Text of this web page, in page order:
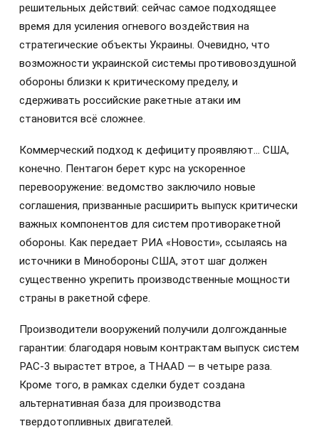
решительных действий: сейчас самое подходящее
время для усиления огневого воздействия на
стратегические объекты Украины. Очевидно, что
возможности украинской системы противовоздушной
обороны близки к критическому пределу, и
сдерживать российские ракетные атаки им
становится всё сложнее.
Коммерческий подход к дефициту проявляют… США,
конечно. Пентагон берет курс на ускоренное
перевооружение: ведомство заключило новые
соглашения, призванные расширить выпуск критически
важных компонентов для систем противоракетной
обороны. Как передает РИА «Новости», ссылаясь на
источники в Минобороны США, этот шаг должен
существенно укрепить производственные мощности
страны в ракетной сфере.
Производители вооружений получили долгожданные
гарантии: благодаря новым контрактам выпуск систем
PAC-3 вырастет втрое, а THAAD — в четыре раза.
Кроме того, в рамках сделки будет создана
альтернативная база для производства
твердотопливных двигателей.